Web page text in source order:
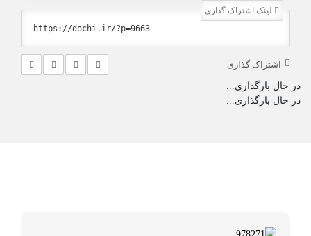
لینک اشتراک گذاری
اشتراک گذاری
در حال بارگذاری...
در حال بارگذاری...